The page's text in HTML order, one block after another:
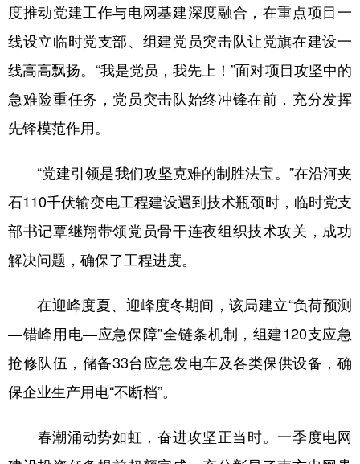
度推动党建工作与电网基建深度融合，在重点项目一
线设立临时党支部、组建党员突击队让党旗在建设一
线高高飘扬。“我是党员，我先上！”面对项目攻坚中的
急难险重任务，党员突击队始终冲锋在前，充分发挥
先锋模范作用。
“党建引领是我们攻坚克难的制胜法宝。”在沿河夹
石110千伏输变电工程建设遇到技术瓶颈时，临时党支
部书记覃继翔带领党员骨干连夜组织技术攻关，成功
解决问题，确保了工程进度。
在迎峰度夏、迎峰度冬期间，该局建立“负荷预测
—错峰用电—应急保障”全链条机制，组建120支应急
抢修队伍，储备33台应急发电车及各类保供设备，确
保企业生产用电“不断档”。
春潮涌动势如虹，奋进攻坚正当时。一季度电网